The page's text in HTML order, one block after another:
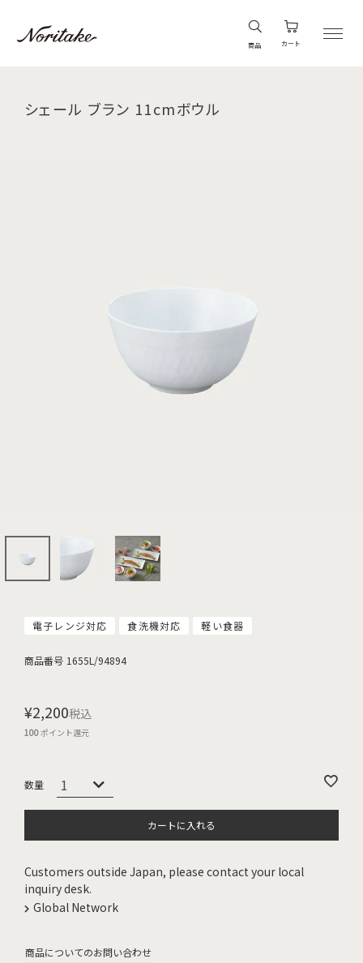
商品 カート
シェール ブラン 11cmボウル
電子レンジ対応 食洗機対応 軽い食器
商品番号 1655L/94894
¥2,200税込
100ポイント還元
カートに入れる
Customers outside Japan, please contact your local
inquiry desk.
Global Network
商品についてのお問い合わせ